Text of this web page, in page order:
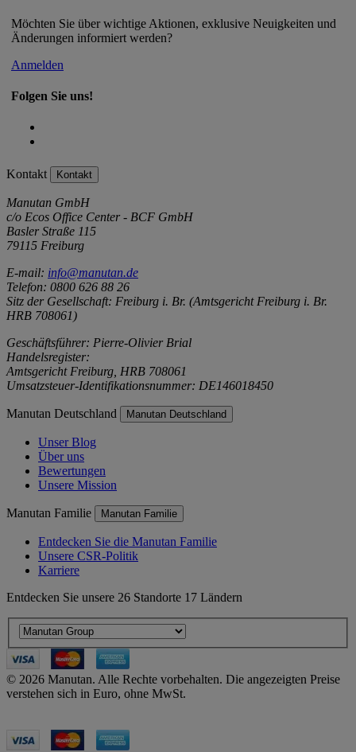
Möchten Sie über wichtige Aktionen, exklusive Neuigkeiten und
Änderungen informiert werden?
Anmelden
Folgen Sie uns!
Kontakt Kontakt
Manutan GmbH
c/o Ecos Office Center - BCF GmbH
Basler Straße 115
79115 Freiburg
E-mail: info@manutan.de
Telefon: 0800 626 88 26
Sitz der Gesellschaft: Freiburg i. Br. (Amtsgericht Freiburg i. Br.
HRB 708061)
Geschäftsführer: Pierre-Olivier Brial
Handelsregister:
Amtsgericht Freiburg, HRB 708061
Umsatzsteuer-Identifikationsnummer: DE146018450
Manutan Deutschland Manutan Deutschland
Unser Blog
Über uns
Bewertungen
Unsere Mission
Manutan Familie Manutan Familie
Entdecken Sie die Manutan Familie
Unsere CSR-Politik
Karriere
Entdecken Sie unsere 26 Standorte 17 Ländern
© 2026 Manutan. Alle Rechte vorbehalten. Die angezeigten Preise
verstehen sich in Euro, ohne MwSt.